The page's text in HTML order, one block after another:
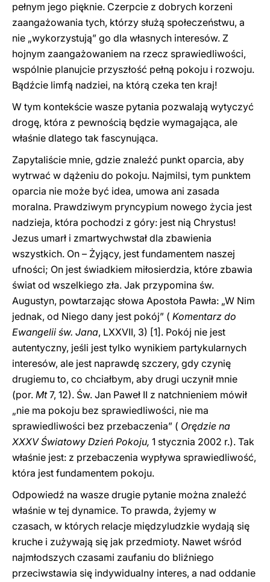
pełnym jego pięknie. Czerpcie z dobrych korzeni
zaangażowania tych, którzy służą społeczeństwu, a
nie „wykorzystują” go dla własnych interesów. Z
hojnym zaangażowaniem na rzecz sprawiedliwości,
wspólnie planujcie przyszłość pełną pokoju i rozwoju.
Bądźcie limfą nadziei, na którą czeka ten kraj!
W tym kontekście wasze pytania pozwalają wytyczyć
drogę, która z pewnością będzie wymagająca, ale
właśnie dlatego tak fascynująca.
Zapytaliście mnie, gdzie znaleźć punkt oparcia, aby
wytrwać w dążeniu do pokoju. Najmilsi, tym punktem
oparcia nie może być idea, umowa ani zasada
moralna. Prawdziwym pryncypium nowego życia jest
nadzieja, która pochodzi z góry: jest nią Chrystus!
Jezus umarł i zmartwychwstał dla zbawienia
wszystkich. On – Żyjący, jest fundamentem naszej
ufności; On jest świadkiem miłosierdzia, które zbawia
świat od wszelkiego zła. Jak przypomina św.
Augustyn, powtarzając słowa Apostoła Pawła: „W Nim
jednak, od Niego dany jest pokój” ( Komentarz do
Ewangelii św. Jana, LXXVII, 3) [1]. Pokój nie jest
autentyczny, jeśli jest tylko wynikiem partykularnych
interesów, ale jest naprawdę szczery, gdy czynię
drugiemu to, co chciałbym, aby drugi uczynił mnie
(por. Mt7, 12). Św. Jan Paweł II z natchnieniem mówił
„nie ma pokoju bez sprawiedliwości, nie ma
sprawiedliwości bez przebaczenia” ( Orędzie na
XXXV Światowy Dzień Pokoju, 1 stycznia 2002 r.). Tak
właśnie jest: z przebaczenia wypływa sprawiedliwość,
która jest fundamentem pokoju.
Odpowiedź na wasze drugie pytanie można znaleźć
właśnie w tej dynamice. To prawda, żyjemy w
czasach, w których relacje międzyludzkie wydają się
kruche i zużywają się jak przedmioty. Nawet wśród
najmłodszych czasami zaufaniu do bliźniego
przeciwstawia się indywidualny interes, a nad oddanie